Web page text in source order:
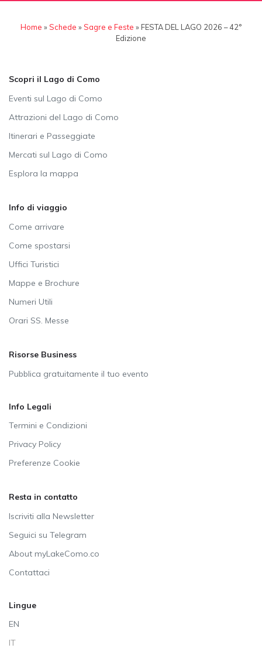
Home »Schede »Sagre e Feste » FESTA DEL LAGO 2026 – 42°
Edizione
Scopri il Lago di Como
Eventi sul Lago di Como
Attrazioni del Lago di Como
Itinerari e Passeggiate
Mercati sul Lago di Como
Esplora la mappa
Info di viaggio
Come arrivare
Come spostarsi
Uffici Turistici
Mappe e Brochure
Numeri Utili
Orari SS. Messe
Risorse Business
Pubblica gratuitamente il tuo evento
Info Legali
Termini e Condizioni
Privacy Policy
Preferenze Cookie
Resta in contatto
Iscriviti alla Newsletter
Seguici su Telegram
About myLakeComo.co
Contattaci
Lingue
EN
IT